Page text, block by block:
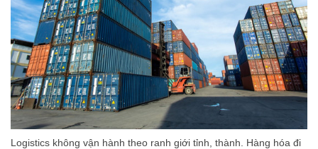
Logistics không vận hành theo ranh giới tỉnh, thành. Hàng hóa đi